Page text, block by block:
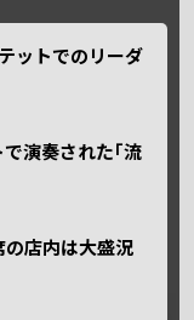
ットでのリーダ
演奏された｢流
店内は大盛況